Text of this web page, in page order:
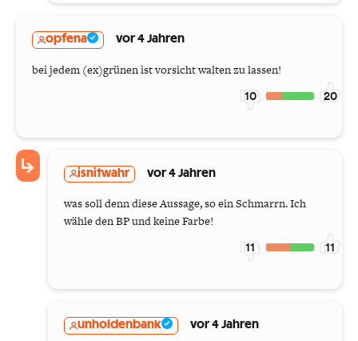
opfena vor 4 Jahren
bei jedem (ex)grünen ist vorsicht walten zu lassen!
10 20
isnitwahr vor 4 Jahren
was soll denn diese Aussage, so ein Schmarrn. Ich
wähle den BP und keine Farbe!
11 11
unholdenbank vor 4 Jahren